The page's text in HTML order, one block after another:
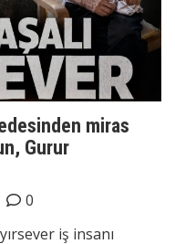
miras
Gurur
0
iş insanı